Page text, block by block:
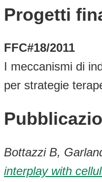
Progetti
FFC#18/2011
I meccanismi di
per strategie
Bottazzi B,
interplay with